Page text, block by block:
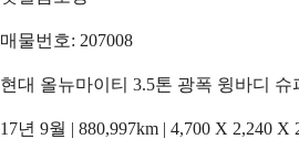
매물번호: 207008
현대 올뉴마이티 3.5톤 광폭 윙바디 슈
17년 9월 | 880,997km | 4,700 X 2,240 X